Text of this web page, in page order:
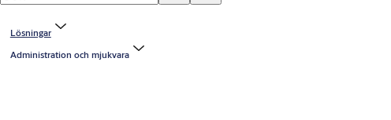
Lösningar
Administration och mjukvara